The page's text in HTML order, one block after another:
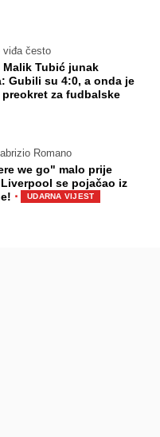
viđa često
Malik Tubić junak
Gubili su 4:0, a onda je
za fudbalske
Romano
we go" malo prije
se pojačao iz
· UDARNA VIJEST